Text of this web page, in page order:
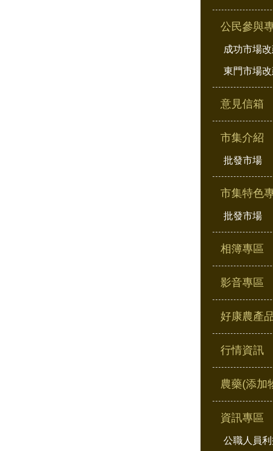
公民參與
成功市場
東門市場
意見信箱
市集介紹
批發市場
市集特色
批發市場
相簿專區
影音專區
好康農產
行情資訊
農藥(添加
資訊專區
公職人員